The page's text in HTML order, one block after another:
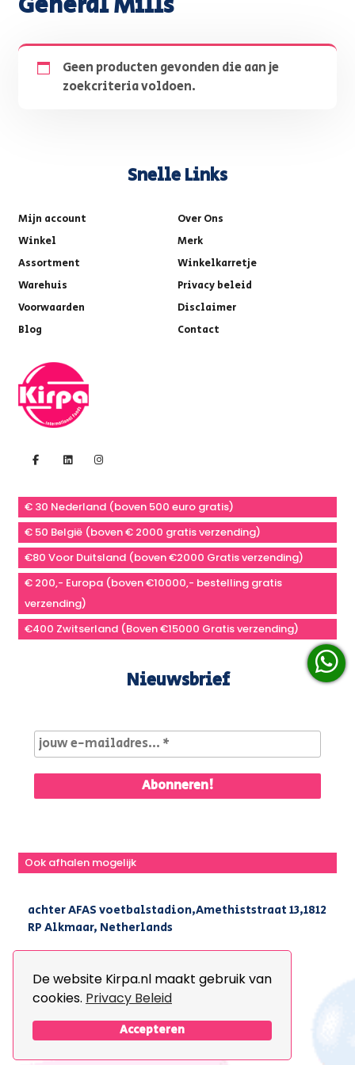
De website Kirpa.nl maakt gebruik van
cookies. Privacy Beleid
Accepteren
Geen producten gevonden die aan je
zoekcriteria voldoen.
Snelle Links
Mijn account
Over Ons
Winkel
Merk
Assortment
Winkelkarretje
Warehuis
Privacy beleid
Voorwaarden
Disclaimer
Blog
Contact
€ 30 Nederland (boven 500 euro gratis)
€ 50 België (boven € 2000 gratis verzending)
€80 Voor Duitsland (boven €2000 Gratis verzending)
€ 200,- Europa (boven €10000,- bestelling gratis
verzending)
€400 Zwitserland (Boven €15000 Gratis verzending)
Nieuwsbrief
Ook afhalen mogelijk
achter AFAS voetbalstadion,Amethiststraat 13,1812
RP Alkmaar, Netherlands
+31(0) 251 296 806 info@kirpa.nl
© 2026 Kirpa. All Rights Reserved.
The Webdesign